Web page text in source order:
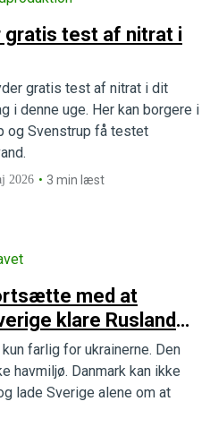
gratis test af nitrat i
gratis test af nitrat i dit
i denne uge. Her kan borgere i
og Svenstrup få testet
2026 3 min læst
med at
klare Ruslands
farlig for ukrainerne. Den
havmiljø. Danmark kan ikke
lade Sverige alene om at